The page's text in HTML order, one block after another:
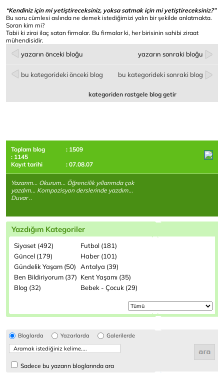
“Kendiniz için mi yetiştireceksiniz, yoksa satmak için mi yetiştireceksiniz?”
Bu soru cümlesi aslında ne demek istediğimizi yalın bir şekilde anlatmakta.
Soran kim mi?
Tabii ki zirai ilaç satan firmalar. Bu firmalar ki, her birisinin sahibi ziraat
mühendisidir.
yazarın önceki bloğu yazarın sonraki bloğu
bu kategorideki önceki blog bu kategorideki sonraki blog
kategoriden rastgele blog getir
Toplam blog
: 1509
: 1145
Kayıt tarihi
: 07.08.07
Yazarım... Okurum... Öğrencilik yıllarımda çok
yazdım... Kompozisyon derslerinde yazdım...
Duvar ..
Yazdığım Kategoriler
Siyaset (492)
Futbol (181)
Güncel (179)
Haber (101)
Gündelik Yaşam (50)
Antalya (39)
Ben Bildiriyorum (37) Kent Yaşamı (35)
Blog (32)
Bebek - Çocuk (29)
Bloglarda Yazarlarda Galerilerde
Sadece bu yazarın bloglarında ara